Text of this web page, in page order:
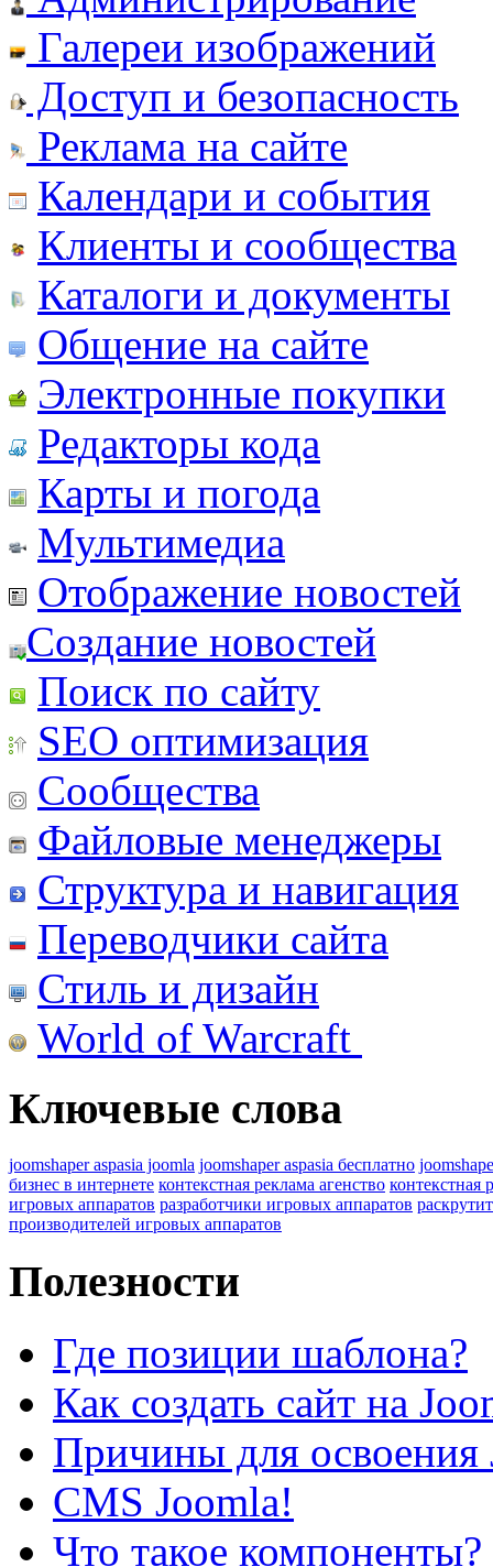
Галереи изображений
Доступ и безопасность
Реклама на сайте
Календари и события
Клиенты и сообщества
Каталоги и документы
Общение на сайте
Электронные покупки
Редакторы кода
Карты и погода
Мультимедиа
Отображение новостей
Создание новостей
Поиск по сайту
SEO оптимизация
Сообщества
Файловые менеджеры
Структура и навигация
Переводчики сайта
Стиль и дизайн
World of Warcraft
Ключевые слова
joomshaper aspasia joomla joomshaper aspasia бесплатно
бизнес в интернете контекстная реклама агенство контекстная
игровых аппаратов разработчики игровых аппаратов
производителей игровых аппаратов
Полезности
Где позиции шаблона?
Как создать сайт на
Причины для освоения
CMS Joomla!
Что такое компоненты?